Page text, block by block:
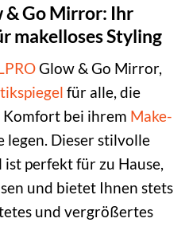
& Go Mirror: Ihr
makelloses Styling
Glow & Go Mirror,
für alle, die
bei ihrem Make-
legen. Dieser stilvolle
perfekt für zu Hause,
und bietet Ihnen stets
und vergrößertes